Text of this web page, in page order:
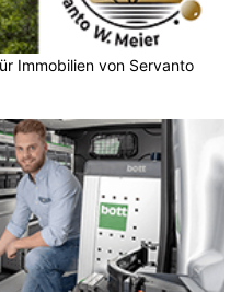
Immobilien von Servanto